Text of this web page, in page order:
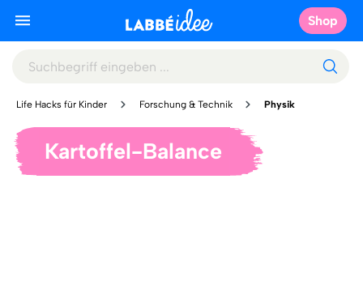
Shop
Life Hacks für Kinder Forschung & Technik Physik
Kartoffel-Balance